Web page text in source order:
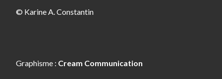
© Karine A. Constantin
Graphisme : Cream Communication